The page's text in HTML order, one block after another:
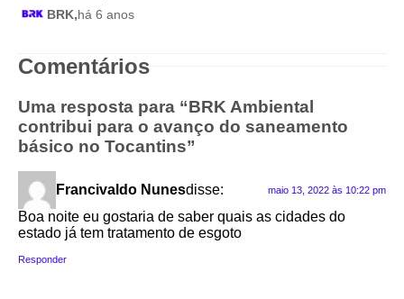
BRK,há 6 anos
Comentários
Uma resposta para “BRK Ambiental
contribui para o avanço do saneamento
básico no Tocantins”
Francivaldo Nunesdisse: maio 13, 2022 às 10:22 pm
Boa noite eu gostaria de saber quais as cidades do
estado já tem tratamento de esgoto
Responder